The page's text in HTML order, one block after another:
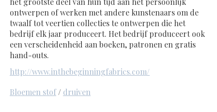
ontwerpen of werken met andere kunstenaars om de
twaalf tot veertien collecties te ontwerpen die het
bedrijf elk jaar produceert. Het bedrijf produceert ook
een verscheidenheid aan boeken, patronen en gratis
hand-outs.
http://www.inthebeginningfabrics.com/
Bloemen stof/ druiven